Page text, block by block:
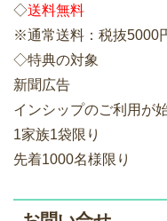
◇送料無料
※通常送料：税抜5000
◇特典の対象
新聞広告
インシップのご利用が
1家族1袋限り
先着1000名様限り